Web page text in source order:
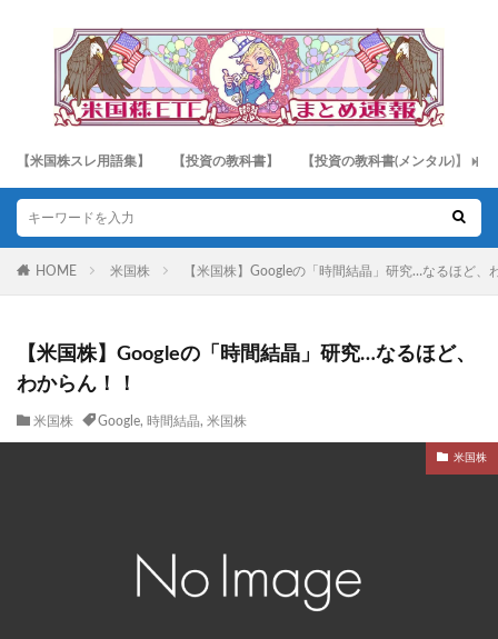
【米国株スレ用語集】 【投資の教科書】 【投資の教科書(メンタル)】
HOME 米国株 【米国株】Googleの「時間結晶」研究…なるほど、
【米国株】Googleの「時間結晶」研究…なるほど、
わからん！！
米国株 Google, 時間結晶, 米国株
米国株